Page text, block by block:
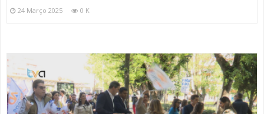
24 Março 2025 0 K